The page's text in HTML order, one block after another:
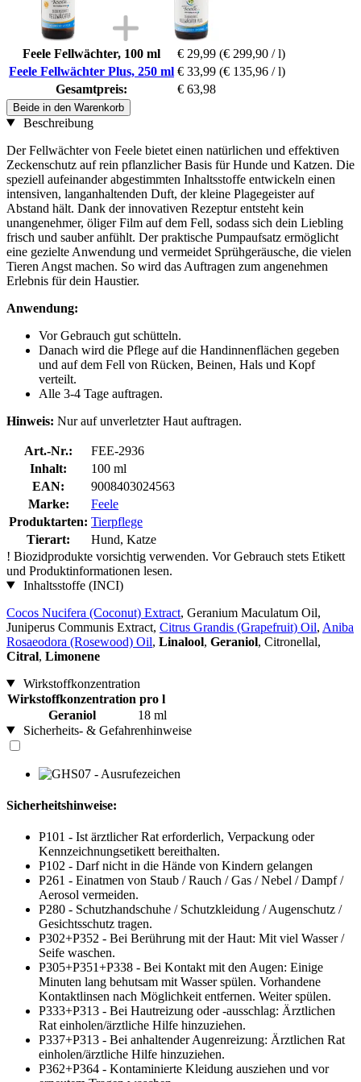
Feele Fellwächter, 100 ml € 29,99 (€ 299,90 / l)
Feele Fellwächter Plus, 250 ml € 33,99 (€ 135,96 / l)
Gesamtpreis:
€ 63,98
Beide in den Warenkorb
Beschreibung
Der Fellwächter von Feele bietet einen natürlichen und effektiven
Zeckenschutz auf rein pflanzlicher Basis für Hunde und Katzen. Die
speziell aufeinander abgestimmten Inhaltsstoffe entwickeln einen
intensiven, langanhaltenden Duft, der kleine Plagegeister auf
Abstand hält. Dank der innovativen Rezeptur entsteht kein
unangenehmer, öliger Film auf dem Fell, sodass sich dein Liebling
frisch und sauber anfühlt. Der praktische Pumpaufsatz ermöglicht
eine gezielte Anwendung und vermeidet Sprühgeräusche, die vielen
Tieren Angst machen. So wird das Auftragen zum angenehmen
Erlebnis für dein Haustier.
Anwendung:
Vor Gebrauch gut schütteln.
Danach wird die Pflege auf die Handinnenflächen gegeben
und auf dem Fell von Rücken, Beinen, Hals und Kopf
verteilt.
Alle 3-4 Tage auftragen.
Hinweis: Nur auf unverletzter Haut auftragen.
Art.-Nr.:
FEE-2936
Inhalt:
100 ml
EAN:
9008403024563
Marke:
Feele
Produktarten: Tierpflege
Tierart:
Hund, Katze
! Biozidprodukte vorsichtig verwenden. Vor Gebrauch stets Etikett
und Produktinformationen lesen.
Inhaltsstoffe (INCI)
Cocos Nucifera (Coconut) Extract, Geranium Maculatum Oil,
Juniperus Communis Extract, Citrus Grandis (Grapefruit) Oil, Aniba
Rosaeodora (Rosewood) Oil, Linalool, Geraniol, Citronellal,
Citral, Limonene
Wirkstoffkonzentration
Wirkstoffkonzentration pro l
Geraniol
18 ml
Sicherheits- & Gefahrenhinweise
Sicherheitshinweise:
P101 - Ist ärztlicher Rat erforderlich, Verpackung oder
Kennzeichnungsetikett bereithalten.
P102 - Darf nicht in die Hände von Kindern gelangen
P261 - Einatmen von Staub / Rauch / Gas / Nebel / Dampf /
Aerosol vermeiden.
P280 - Schutzhandschuhe / Schutzkleidung / Augenschutz /
Gesichtsschutz tragen.
P302+P352 - Bei Berührung mit der Haut: Mit viel Wasser /
Seife waschen.
P305+P351+P338 - Bei Kontakt mit den Augen: Einige
Minuten lang behutsam mit Wasser spülen. Vorhandene
Kontaktlinsen nach Möglichkeit entfernen. Weiter spülen.
P333+P313 - Bei Hautreizung oder -ausschlag: Ärztlichen
Rat einholen/ärztliche Hilfe hinzuziehen.
P337+P313 - Bei anhaltender Augenreizung: Ärztlichen Rat
einholen/ärztliche Hilfe hinzuziehen.
P362+P364 - Kontaminierte Kleidung ausziehen und vor